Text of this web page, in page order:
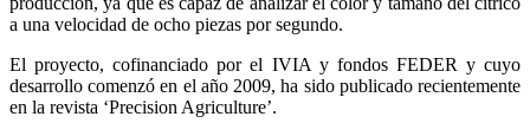
a una velocidad de ocho piezas por segundo.
El proyecto, cofinanciado por el IVIA y fondos FEDER y cuyo
desarrollo comenzó en el año 2009, ha sido publicado recientemente
en la revista ‘Precision Agriculture’.